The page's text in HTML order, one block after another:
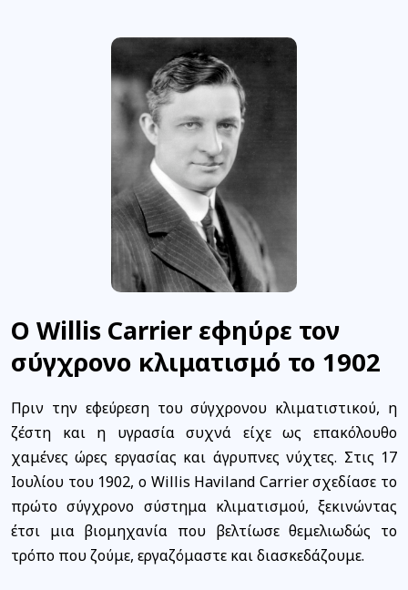
Ο Willis Carrier εφηύρε τον
σύγχρονο κλιματισμό το 1902
Πριν την εφεύρεση του σύγχρονου κλιματιστικού, η
ζέστη και η υγρασία συχνά είχε ως επακόλουθο
χαμένες ώρες εργασίας και άγρυπνες νύχτες. Στις 17
Ιουλίου του 1902, ο Willis Haviland Carrier σχεδίασε το
πρώτο σύγχρονο σύστημα κλιματισμού, ξεκινώντας
έτσι μια βιομηχανία που βελτίωσε θεμελιωδώς το
τρόπο που ζούμε, εργαζόμαστε και διασκεδάζουμε.